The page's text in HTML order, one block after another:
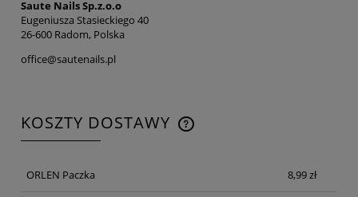
Saute Nails Sp.z.o.o
Eugeniusza Stasieckiego 40
26-600 Radom, Polska
office@sautenails.pl
KOSZTY DOSTAWY
CENA NIE ZAWIERA EWENTUALNYCH KOSZTÓW
ORLEN Paczka
8,99 zł